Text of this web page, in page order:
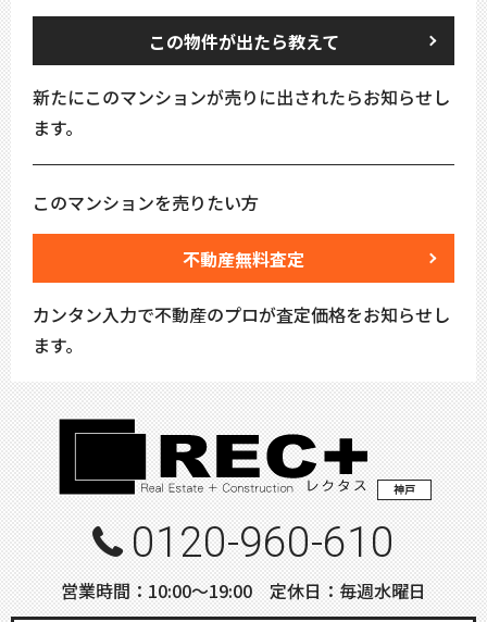
この物件が出たら教えて
新たにこのマンションが売りに出されたらお知らせし
ます。
このマンションを売りたい方
不動産無料査定
カンタン入力で不動産のプロが査定価格をお知らせし
ます。
神戸
0120-960-610
営業時間：10:00〜19:00 定休日：毎週水曜日